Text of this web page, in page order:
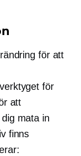
för att
för
att
mata in
finns